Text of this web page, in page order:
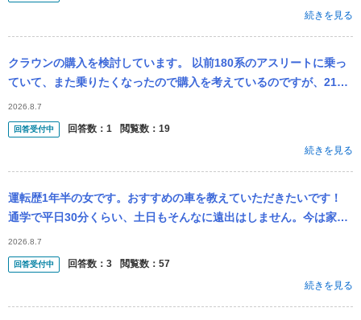
続きを見る
クラウンの購入を検討しています。 以前180系のアスリートに乗っ
ていて、また乗りたくなったので購入を考えているのですが、210
系のアスリートクラウンもいいなと思っています。 どちらも乗った
ことが...
2026.8.7
回答受付中 回答数： 1 閲覧数： 19
続きを見る
運転歴1年半の女です。おすすめの車を教えていただきたいです！
通学で平日30分くらい、土日もそんなに遠出はしません。今は家の
車を運転していて、SUVのGLA？GRAの大きさなら運転できていま
す。 考え
2026.8.7
回答受付中 回答数： 3 閲覧数： 57
続きを見る